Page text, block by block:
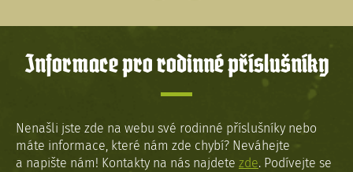
Informace pro rodinné příslušníky
Nenašli jste zde na webu své rodinné příslušníky nebo
máte informace, které nám zde chybí? Neváhejte
a napište nám! Kontakty na nás najdete zde. Podívejte se